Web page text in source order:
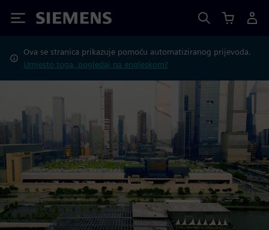
Siemens
Ova se stranica prikazuje pomoću automatiziranog prijevoda.
Umjesto toga, pogledaj na engleskom?